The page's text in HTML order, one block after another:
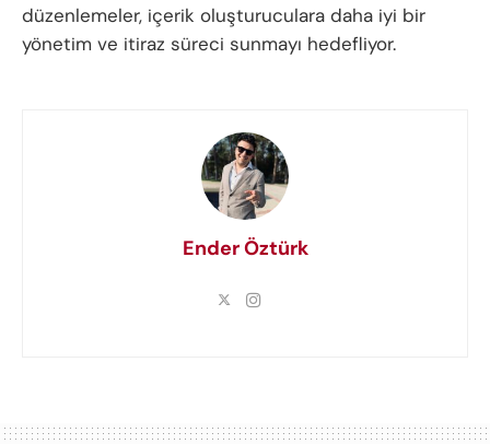
düzenlemeler, içerik oluşturuculara daha iyi bir
yönetim ve itiraz süreci sunmayı hedefliyor.
Ender Öztürk